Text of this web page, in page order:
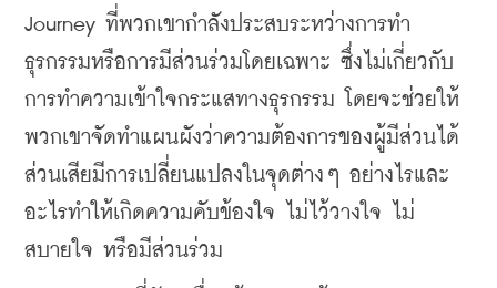
Journey ที่พวกเขากำลังประสบระหว่างการทำ
ธุรกรรมหรือการมีส่วนร่วมโดยเฉพาะ ซึ่งไม่เกี่ยวกับ
การทำความเข้าใจกระแสทางธุรกรรม โดยจะช่วยให้
พวกเขาจัดทำแผนผังว่าความต้องการของผู้มีส่วนได้
ส่วนเสียมีการเปลี่ยนแปลงในจุดต่างๆ อย่างไรและ
อะไรทำให้เกิดความคับข้องใจ ไม่ไว้วางใจ ไม่
สบายใจ หรือมีส่วนร่วม